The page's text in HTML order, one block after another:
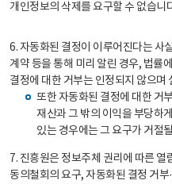
개인정보의 삭제를 요구할 수 없습니
6. 자동화된 결정이 이루어진다는 사
계약 등을 통해 미리 알린 경우, 법률
결정에 대한 거부는 인정되지 않으며
또한 자동화된 결정에 대한 거
재산과 그 밖의 이익을 부당하
있는 경우에는 그 요구가 거절
7. 진흥원은 정보주체 권리에 따른 열
동의철회의 요구, 자동화된 결정 거